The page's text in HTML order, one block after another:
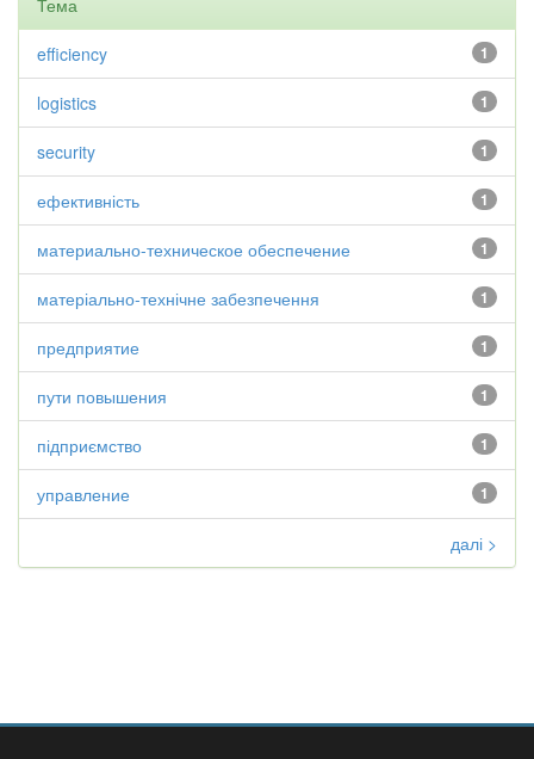
Тема
1
efficiency
1
logistics
1
security
1
ефективність
1
материально-техническое обеспечение
1
матеріально-технічне забезпечення
1
предприятие
1
пути повышения
1
підприємство
1
управление
далі >